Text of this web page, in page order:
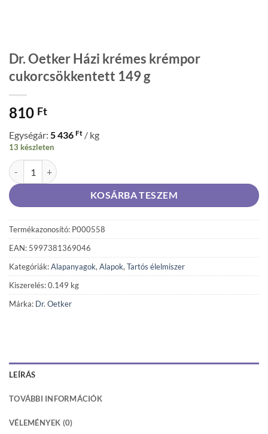
Dr. Oetker Házi krémes krémpor
cukorcsökkentett 149 g
810 Ft
Egységár: 5 436 Ft / kg
13 készleten
Dr. Oetker Házi krémes krémpor cukorcsökkentett 149 g mennyiség
KOSÁRBA TESZEM
Termékazonosító: P000558
EAN: 5997381369046
Kategóriák:Alapanyagok, Alapok, Tartós élelmiszer
Kiszerelés: 0.149 kg
Márka: Dr. Oetker
LEÍRÁS
TOVÁBBI INFORMÁCIÓK
VÉLEMÉNYEK (0)